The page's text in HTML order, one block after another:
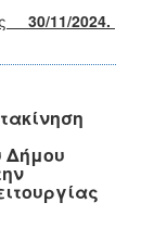
30/11/2024.
Δήμου